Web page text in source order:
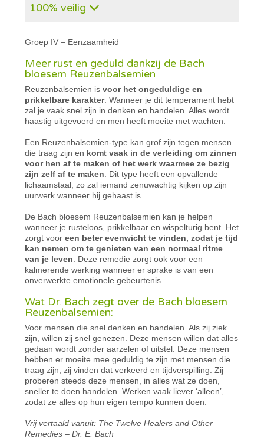
100% veilig
Groep IV – Eenzaamheid
Meer rust en geduld dankzij de Bach
bloesem Reuzenbalsemien
Reuzenbalsemien isvoor het ongeduldige en
prikkelbare karakter. Wanneer je dit temperament hebt
zal je vaak snel zijn in denken en handelen. Alles wordt
haastig uitgevoerd en men heeft moeite met wachten.
Een Reuzenbalsemien-type kan grof zijn tegen mensen
die traag zijn en komt vaak in de verleiding om zinnen
voor hen af te maken of het werk waarmee ze bezig
zijn zelf af te maken . Dit type heeft een opvallende
lichaamstaal, zo zal iemand zenuwachtig kijken op zijn
uurwerk wanneer hij gehaast is.
De Bach bloesem Reuzenbalsemien kan je helpen
wanneer je rusteloos, prikkelbaar en wispelturig bent. Het
zorgt vooreen beter evenwicht te vinden, zodat je tijd
kan nemen om te genieten van een normaal ritme
van je leven . Deze remedie zorgt ook voor een
kalmerende werking wanneer er sprake is van een
onverwerkte emotionele gebeurtenis.
Wat Dr. Bach zegt over de Bach bloesem
Reuzenbalsemien:
Voor mensen die snel denken en handelen. Als zij ziek
zijn, willen zij snel genezen. Deze mensen willen dat alles
gedaan wordt zonder aarzelen of uitstel. Deze mensen
hebben er moeite mee geduldig te zijn met mensen die
traag zijn, zij vinden dat verkeerd en tijdverspilling. Zij
proberen steeds deze mensen, in alles wat ze doen,
sneller te doen handelen. Werken vaak liever ‘alleen’,
zodat ze alles op hun eigen tempo kunnen doen.
Vrij vertaald vanuit: The Twelve Healers and Other
Remedies – Dr. E. Bach